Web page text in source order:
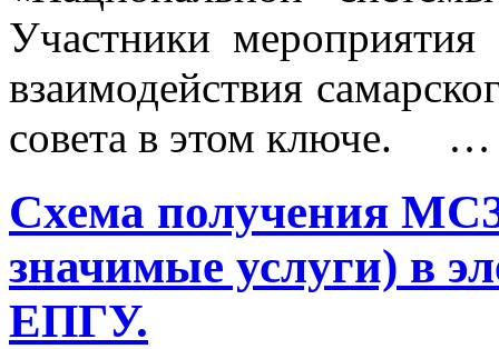
Участники мероприятия
взаимодействия
совета в этом ключе.
Схема получения
значимые услуги) в
ЕПГУ.